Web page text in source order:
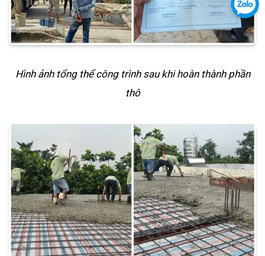
Hình ảnh tổng thể công trình sau khi hoàn thành phần
thô
tôi
qua
Chát
với
qua